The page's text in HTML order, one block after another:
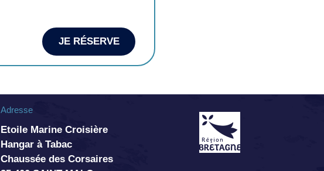
JE RÉSERVE
Adresse
Etoile Marine Croisière
Hangar à Tabac
Chaussée des Corsaires